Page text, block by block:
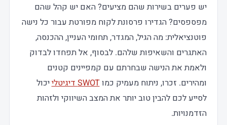
יש פערים בשירות שהם מציעים? האם יש קהל שהם
מפספסים? הגדירו פרסונת לקוח מפורטת עבור כל נישה
פוטנציאלית: מה הגיל, המגדר, תחומי העניין, ההכנסה,
האתגרים והשאיפות שלהם. לבסוף, אל תפחדו לבדוק
ולאמת את הנישה שבחרתם עם קמפיינים קטנים
ומהירים. זכרו, ניתוח מעמיק כמוSWOT דיגיטלי
יכול
לסייע לכם להבין טוב יותר את המצב השיווקי ולזהות
הזדמנויות.